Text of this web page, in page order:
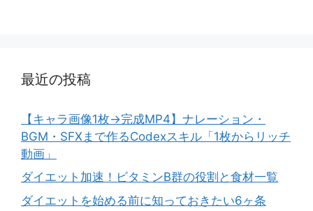
最近の投稿
【キャラ画像1枚→完成MP4】ナレーション・
BGM・SFXまで作るCodexスキル「1枚からリッチ
動画」
ダイエット加速！ビタミンB群の役割と食材一覧
ダイエットを始める前に知っておきたい6ヶ条